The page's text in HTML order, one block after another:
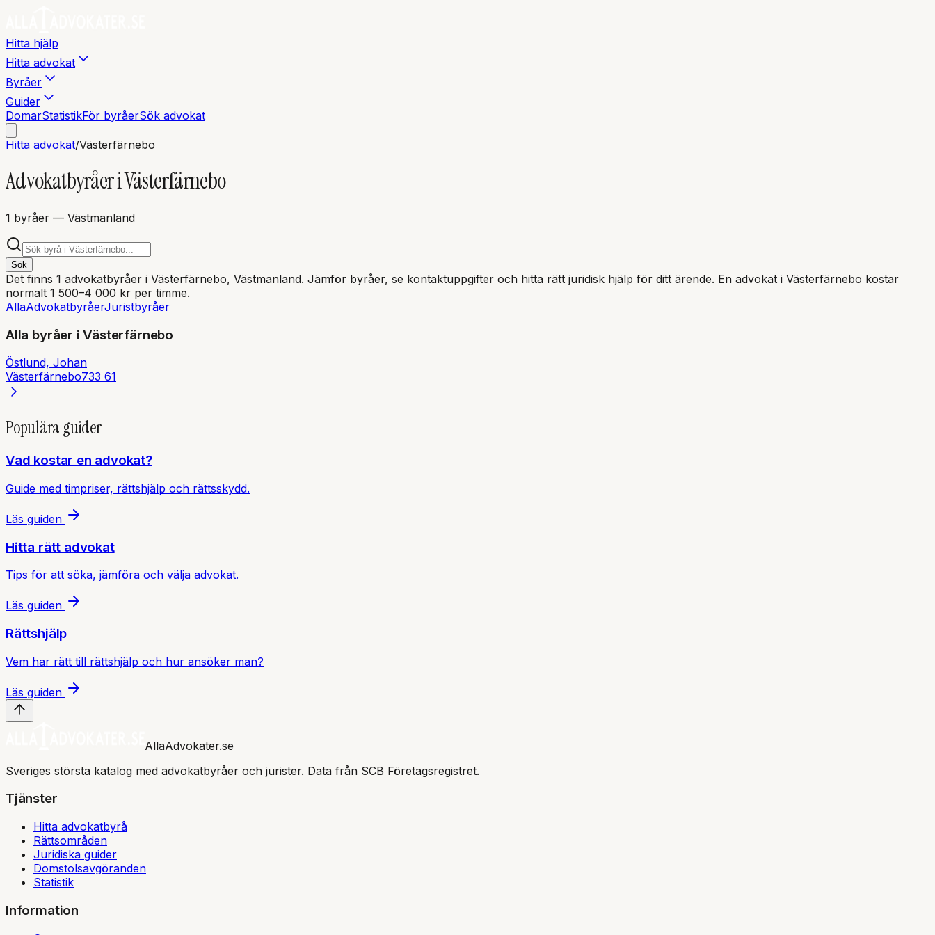
Hitta hjälp
Hitta advokat
Byråer
Guider
DomarStatistikFör byråerSök advokat
Hitta advokat/Västerfärnebo
Advokatbyråer iVästerfärnebo
1 byråer — Västmanland
Sök
Det finns 1 advokatbyråer i Västerfärnebo, Västmanland. Jämför byråer, se kontaktuppgifter och hitta rätt juridisk hjälp för ditt ärende. En advokat i Västerfärnebo kostar
normalt 1 500–4 000 kr per timme.
AllaAdvokatbyråerJuristbyråer
Alla byråer iVästerfärnebo
Östlund, Johan
Västerfärnebo733 61
Populära guider
Vad kostar en advokat?
Guide med timpriser, rättshjälp och rättsskydd.
Läs guiden
Hitta rätt advokat
Tips för att söka, jämföra och välja advokat.
Läs guiden
Rättshjälp
Vem har rätt till rättshjälp och hur ansöker man?
Läs guiden
AllaAdvokater.se
Sveriges största katalog med advokatbyråer och jurister. Data från SCB Företagsregistret.
Tjänster
Hitta advokatbyrå
Rättsområden
Juridiska guider
Domstolsavgöranden
Statistik
Information